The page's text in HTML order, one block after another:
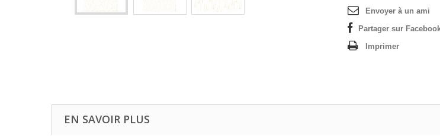
Envoyer à un ami
Partager sur
Imprimer
EN SAVOIR PLUS